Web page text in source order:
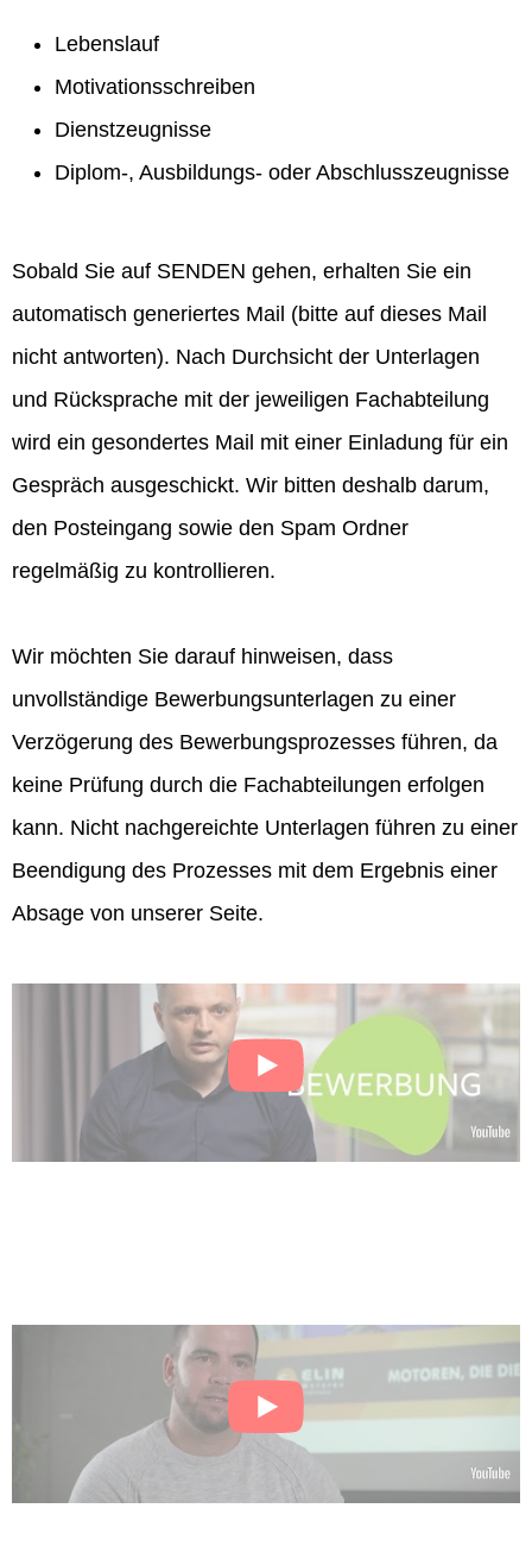
Lebenslauf
Motivationsschreiben
Dienstzeugnisse
Diplom-, Ausbildungs- oder Abschlusszeugnisse
Sobald Sie auf SENDEN gehen, erhalten Sie ein
automatisch generiertes Mail (bitte auf dieses Mail
nicht antworten). Nach Durchsicht der Unterlagen
und Rücksprache mit der jeweiligen Fachabteilung
wird ein gesondertes Mail mit einer Einladung für ein
Gespräch ausgeschickt. Wir bitten deshalb darum,
den Posteingang sowie den Spam Ordner
regelmäßig zu kontrollieren.
Wir möchten Sie darauf hinweisen, dass
unvollständige Bewerbungsunterlagen zu einer
Verzögerung des Bewerbungsprozesses führen, da
keine Prüfung durch die Fachabteilungen erfolgen
kann. Nicht nachgereichte Unterlagen führen zu einer
Beendigung des Prozesses mit dem Ergebnis einer
Absage von unserer Seite.